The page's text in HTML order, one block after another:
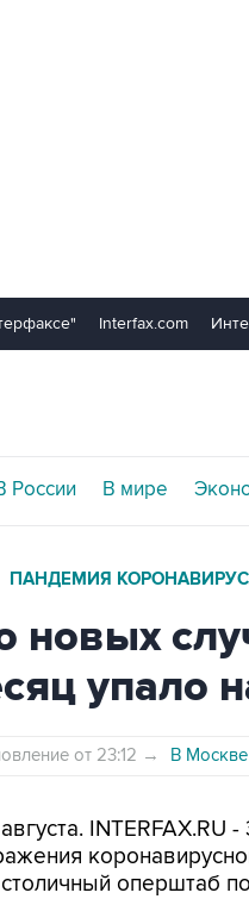
Interfax.com
России В мире
ПАНДЕМИЯ
новых
упало
от 23:12 → В Москве
INTERFAX.RU -
оперштаб